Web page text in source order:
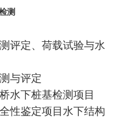
测
评定、荷载试验与水
与评定
水下桩基检测项目
性鉴定项目水下结构